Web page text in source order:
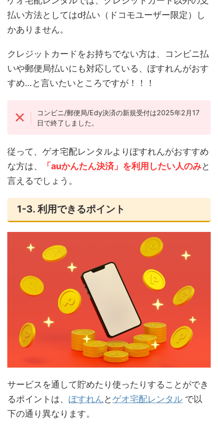
払い方法としてはd払い（ドコモユーザー限定）し
かありません。
クレジットカードをお持ちでない方は、コンビニ払
いや郵便局払いにも対応している、ぽすれんがおす
すめ…と言いたいところですが！！！
コンビニ/郵便局/Edy決済の新規受付は2025年2月17
日で終了しました。
従って、ゲオ宅配レンタルよりぽすれんがおすすめ
な方は、
「auかんたん決済」を利用したい人のみと
言えるでしょう。
1-3. 利用できるポイント
サービスを通して貯めたり使ったりすることができ
るポイントは、 ぽすれんとゲオ宅配レンタル で以
下の通り異なります。